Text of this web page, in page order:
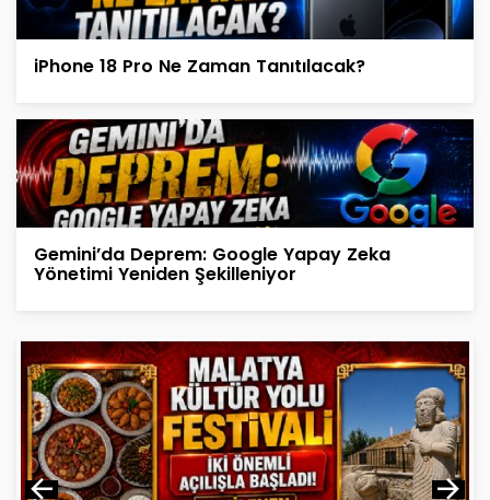
iPhone 18 Pro Ne Zaman Tanıtılacak?
Gemini’da Deprem: Google Yapay Zeka
Yönetimi Yeniden Şekilleniyor